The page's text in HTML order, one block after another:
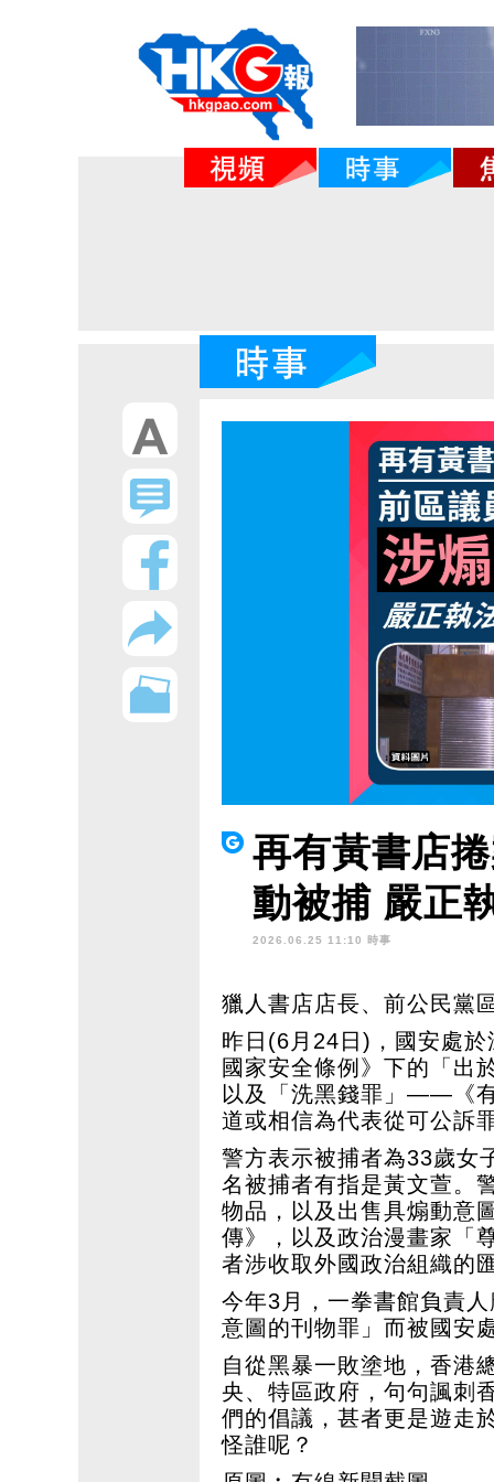
再有黃書店
動被捕 嚴正
2026.06.25 11:10 時事
獵人書店店長、前公民黨
昨日(6月24日)，國安處
國家安全條例》下的「出
以及「洗黑錢罪」——《
道或相信為代表從可公訴
警方表示被捕者為33歲女
名被捕者有指是黃文萱。
物品，以及出售具煽動意
傳》，以及政治漫畫家「
者涉收取外國政治組織的
今年3月，一拳書館負責
意圖的刊物罪」而被國安
自從黑暴一敗塗地，香港
央、特區政府，句句諷刺
們的倡議，甚者更是遊走
怪誰呢？